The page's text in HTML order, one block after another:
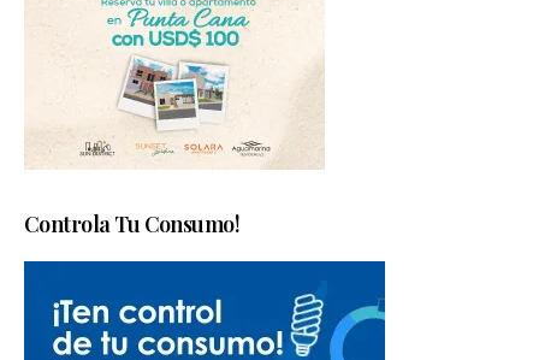
Controla Tu Consumo!